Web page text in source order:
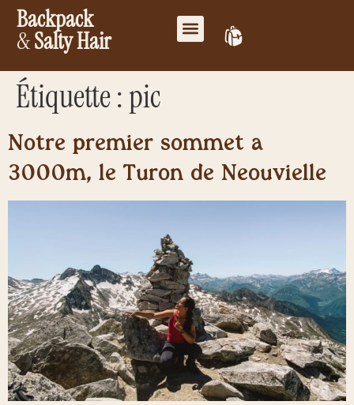
Backpack
&Salty Hair
Étiquette :pic
Notre premier sommet à
3000m, le Turon de Néouvielle